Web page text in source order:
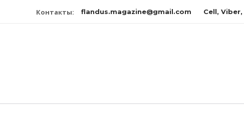
Контакты: flandus.magazine@gmail.com Cell,